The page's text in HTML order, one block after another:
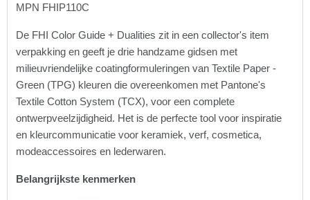
MPN FHIP110C
De FHI Color Guide + Dualities zit in een collector's item
verpakking en geeft je drie handzame gidsen met
milieuvriendelijke coatingformuleringen van Textile Paper -
Green (TPG) kleuren die overeenkomen met Pantone's
Textile Cotton System (TCX), voor een complete
ontwerpveelzijdigheid. Het is de perfecte tool voor inspiratie
en kleurcommunicatie voor keramiek, verf, cosmetica,
modeaccessoires en lederwaren.
Belangrijkste kenmerken